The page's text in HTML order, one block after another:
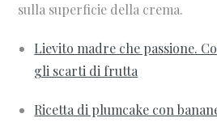
sulla superficie della crema.
Lievito madre che passione.
gli scarti di frutta
Ricetta di plumcake con